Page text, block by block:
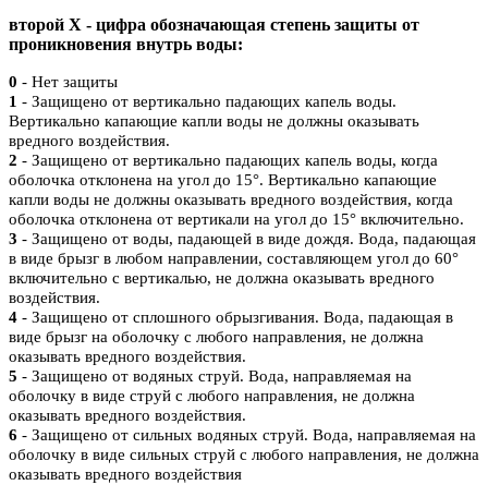
второй Х - цифра обозначающая степень защиты от
проникновения внутрь воды:
0 - Нет защиты
1 - Защищено от вертикально падающих капель воды.
Вертикально капающие капли воды не должны оказывать
вредного воздействия.
2 - Защищено от вертикально падающих капель воды, когда
оболочка отклонена на угол до 15°. Вертикально капающие
капли воды не должны оказывать вредного воздействия, когда
оболочка отклонена от вертикали на угол до 15° включительно.
3 - Защищено от воды, падающей в виде дождя. Вода, падающая
в виде брызг в любом направлении, составляющем угол до 60°
включительно с вертикалью, не должна оказывать вредного
воздействия.
4 - Защищено от сплошного обрызгивания. Вода, падающая в
виде брызг на оболочку с любого направления, не должна
оказывать вредного воздействия.
5 - Защищено от водяных струй. Вода, направляемая на
оболочку в виде струй с любого направления, не должна
оказывать вредного воздействия.
6 - Защищено от сильных водяных струй. Вода, направляемая на
оболочку в виде сильных струй с любого направления, не должна
оказывать вредного воздействия